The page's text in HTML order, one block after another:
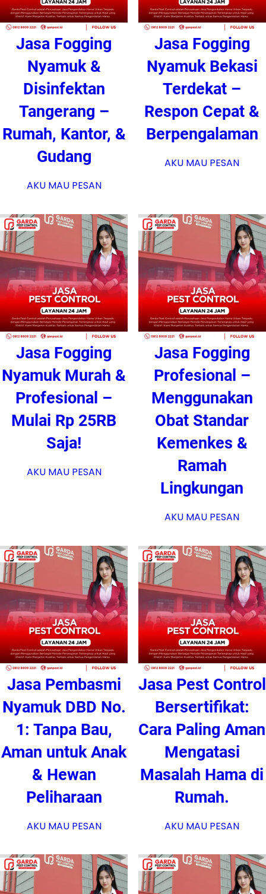
Jasa Fogging
Nyamuk &
Disinfektan
Tangerang –
Rumah, Kantor, &
Gudang
AKU MAU PESAN
Jasa Fogging
Nyamuk Bekasi
Terdekat –
Respon Cepat &
Berpengalaman
AKU MAU PESAN
Jasa Fogging
Nyamuk Murah &
Profesional –
Mulai Rp 25RB
Saja!
AKU MAU PESAN
Jasa Fogging
Profesional –
Menggunakan
Obat Standar
Kemenkes &
Ramah
Lingkungan
AKU MAU PESAN
Jasa Pembasmi
Nyamuk DBD No.
1: Tanpa Bau,
Aman untuk Anak
& Hewan
Peliharaan
AKU MAU PESAN
Jasa Pest Control
Bersertifikat:
Cara Paling Aman
Mengatasi
Masalah Hama di
Rumah.
AKU MAU PESAN